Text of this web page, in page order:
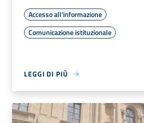
Accesso all'informazione
Comunicazione istituzionale
LEGGI DI PIÙ